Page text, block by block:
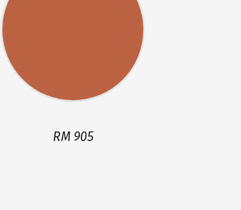
RM 905